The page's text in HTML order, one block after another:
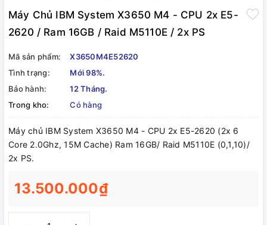
Máy Chủ IBM System X3650 M4 - CPU 2x E5-
2620 / Ram 16GB / Raid M5110E / 2x PS
Mã sản phẩm:
X3650M4E52620
Tình trạng:
Mới 98%.
Bảo hành:
12 Tháng.
Trong kho:
Có hàng
Máy chủ IBM System X3650 M4 - CPU 2x E5-2620 (2x 6
Core 2.0Ghz, 15M Cache) Ram 16GB/ Raid M5110E (0,1,10)/
2x PS.
13.500.000₫